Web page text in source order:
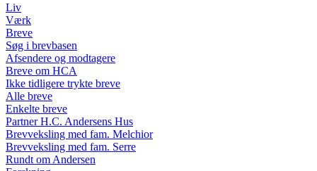
Liv
Værk
Breve
Søg i brevbasen
Afsendere og modtagere
Breve om HCA
Ikke tidligere trykte breve
Alle breve
Enkelte breve
Partner H.C. Andersens Hus
Brevveksling med fam. Melchior
Brevveksling med fam. Serre
Rundt om Andersen